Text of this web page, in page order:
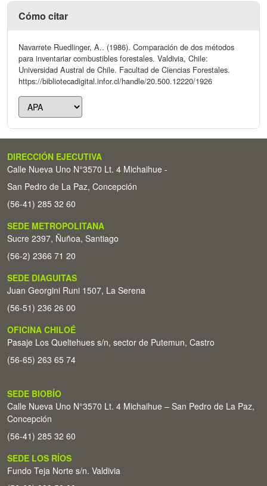
Cómo citar
Navarrete Ruedlinger, A.. (1986). Comparación de dos métodos
para inventariar combustibles forestales. Valdivia, Chile:
Universidad Austral de Chile. Facultad de Ciencias Forestales.
https://bibliotecadigital.infor.cl/handle/20.500.12220/1926
DIRECCIÓN EJECUTIVA
Calle Nueva Uno N°3570 Lt. 4 Michaihue -
San Pedro de La Paz, Concepción
(56-41) 285 32 60
SEDE METROPOLITANA
Sucre 2397, Ñuñoa, Santiago
(56-2) 2366 71 20
SEDE DIAGUITAS
Juan Georgini Runi 1507, La Serena
(56-51) 236 26 00
OFICINA CHILOÉ
Pasaje Los Queltehues s/n, sector de Putemun, Castro
(56-65) 263 65 74
SEDE BIOBÍO
Calle Nueva Uno N°3570 Lt. 4 Michaihue – San Pedro de La Paz,
Concepción
(56-41) 285 32 60
SEDE LOS RÍOS
Fundo Teja Norte s/n. Valdivia